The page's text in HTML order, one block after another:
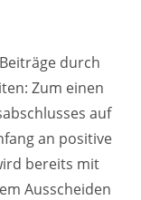
durch
Zum einen
auf
an positive
bereits mit
Ausscheiden